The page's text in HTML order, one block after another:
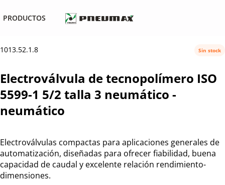
PRODUCTOS
1013.52.1.8
Electroválvula de tecnopolímero ISO
5599-1 5/2 talla 3 neumático -
neumático
Electroválvulas compactas para aplicaciones generales de
automatización, diseñadas para ofrecer fiabilidad, buena
capacidad de caudal y excelente relación rendimiento-
dimensiones.
Sin stock